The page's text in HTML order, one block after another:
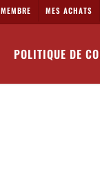
MEMBRE MES ACHATS
POLITIQUE DE